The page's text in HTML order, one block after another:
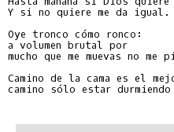
Y si no quiere me da igual.
Oye tronco cómo ronco:
a volumen brutal por
mucho que me muevas no me
Camino de la cama es el
camino sólo estar